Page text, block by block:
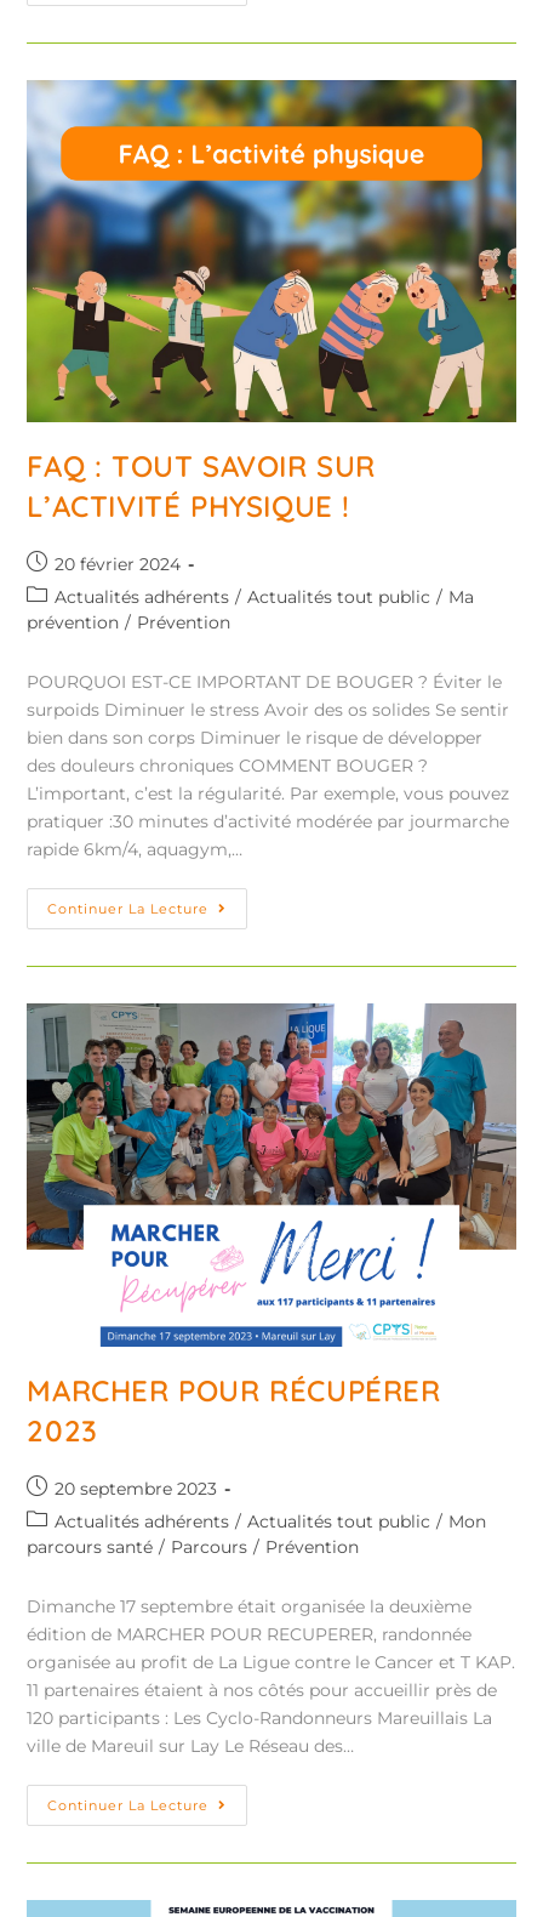
FAQ : TOUT SAVOIR SUR
L’ACTIVITÉ PHYSIQUE !
20 février 2024
Actualités adhérents / Actualités tout public / Ma
prévention / Prévention
POURQUOI EST-CE IMPORTANT DE BOUGER ? Éviter le
surpoids Diminuer le stress Avoir des os solides Se sentir
bien dans son corps Diminuer le risque de développer
des douleurs chroniques COMMENT BOUGER ?
L’important, c’est la régularité. Par exemple, vous pouvez
pratiquer :30 minutes d’activité modérée par jourmarche
rapide 6km/4, aquagym,…
Continuer La Lecture
MARCHER POUR RÉCUPÉRER
2023
20 septembre 2023
Actualités adhérents / Actualités tout public / Mon
parcours santé / Parcours / Prévention
Dimanche 17 septembre était organisée la deuxième
édition de MARCHER POUR RECUPERER, randonnée
organisée au profit de La Ligue contre le Cancer et T KAP.
11 partenaires étaient à nos côtés pour accueillir près de
120 participants : Les Cyclo-Randonneurs Mareuillais La
ville de Mareuil sur Lay Le Réseau des…
Continuer La Lecture